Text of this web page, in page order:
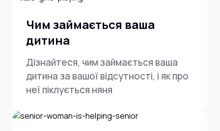
Чим займається ваша
дитина
Дізнайтеся, чим займається ваша
дитина за вашої відсутності, і як про
неї піклується няня